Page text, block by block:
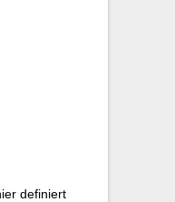
definiert